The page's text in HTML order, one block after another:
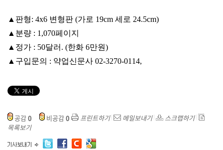
▲판형: 4х6 변형판 (가로 19cm 세로 24.5cm)
▲분량 : 1,070페이지
▲정가 : 50달러. (한화 6만원)
▲구입문의 : 약업신문사 02-3270-0114,
공감0 비공감0 프린트하기 메일보내기
스크랩하기
목록보기